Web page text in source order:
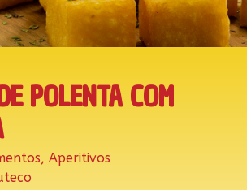
POLENTA COM
, Aperitivos